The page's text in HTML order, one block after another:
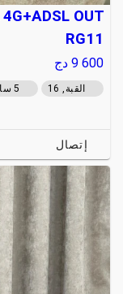
OUT
RG11
9 600 دج
القبة, 16 5 ساعات
إتصال